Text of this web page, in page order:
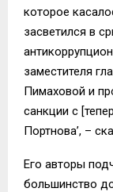
которое
засветился в
заместителя
Пимаховой и
санкции с
Портнова’, –
Его авторы
большинство